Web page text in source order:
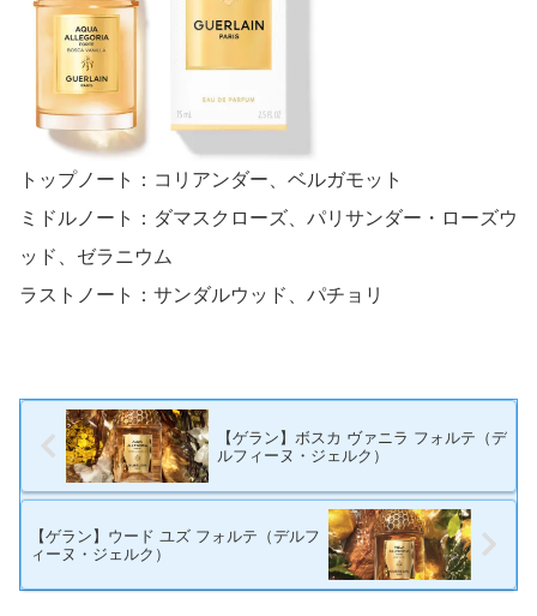
トップノート：コリアンダー、ベルガモット
ミドルノート：ダマスクローズ、パリサンダー・ローズウ
ッド、ゼラニウム
ラストノート：サンダルウッド、パチョリ
【ゲラン】ボスカ ヴァニラ フォルテ（デ
ルフィーヌ・ジェルク）
【ゲラン】ウード ユズ フォルテ（デルフ
ィーヌ・ジェルク）